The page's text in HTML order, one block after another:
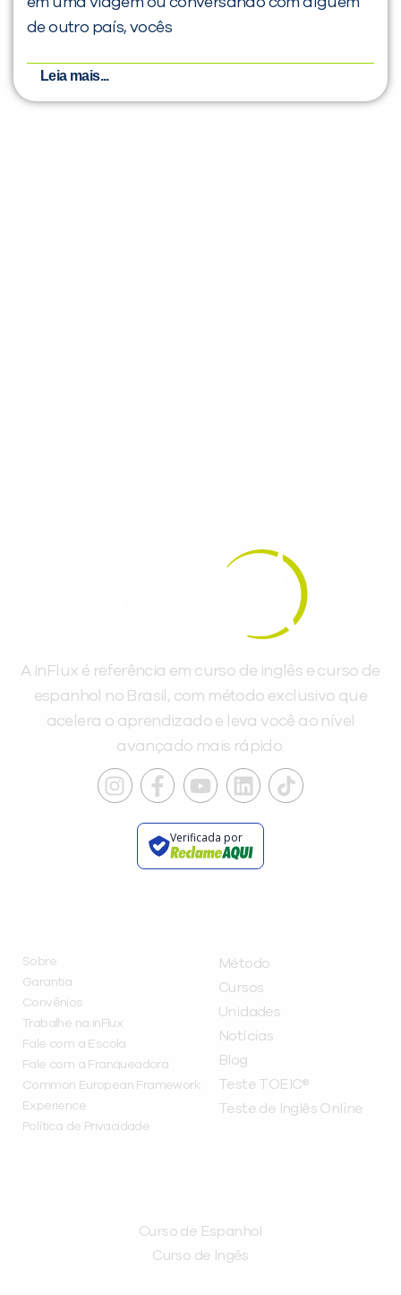
de outro país, vocês
Leia mais...
A inFlux é referência em curso de inglês e curso de
espanhol no Brasil, com método exclusivo que
acelera o aprendizado e leva você ao nível
avançado mais rápido.
Verificada por
Sobre
Garantia
Convênios
Trabalhe na inFlux
Fale com a Escola
Fale com a Franqueadora
Common European Framework
Experience
Política de Privacidade
Método
Cursos
Unidades
Notícias
Blog
Teste TOEIC®
Teste de Inglês Online
Curso de Espanhol
Curso de Ingês